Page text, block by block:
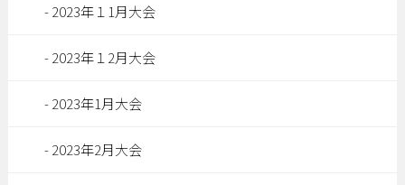
2023年１1月大会
2023年１2月大会
2023年1月大会
2023年2月大会